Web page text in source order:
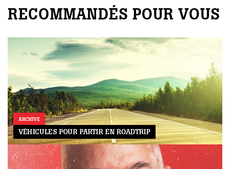
RECOMMANDÉS POUR VOUS
ARCHIVE
VÉHICULES POUR PARTIR EN ROADTRIP